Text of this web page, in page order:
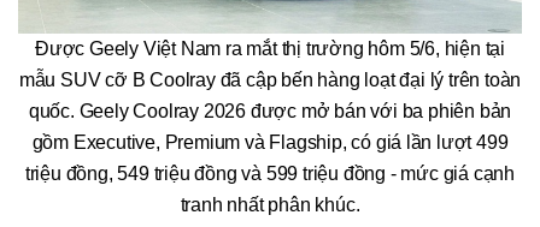
Được Geely Việt Nam ra mắt thị trường hôm 5/6, hiện tại
mẫu SUV cỡ B Coolray đã cập bến hàng loạt đại lý trên toàn
quốc. Geely Coolray 2026 được mở bán với ba phiên bản
gồm Executive, Premium và Flagship, có giá lần lượt 499
triệu đồng, 549 triệu đồng và 599 triệu đồng - mức giá cạnh
tranh nhất phân khúc.